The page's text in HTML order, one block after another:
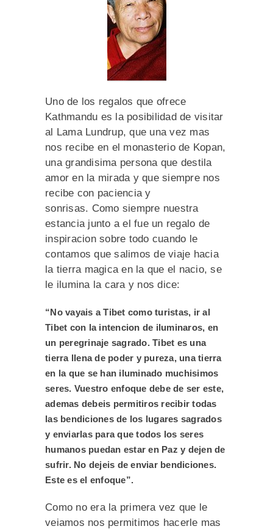
Uno de los regalos que ofrece
Kathmandu es la posibilidad de visitar
al Lama Lundrup, que una vez mas
nos recibe en el monasterio de Kopan,
una grandisima persona que destila
amor en la mirada y que siempre nos
recibe con paciencia y
sonrisas. Como siempre nuestra
estancia junto a el fue un regalo de
inspiracion sobre todo cuando le
contamos que salimos de viaje hacia
la tierra magica en la que el nacio, se
le ilumina la cara y nos dice:
“No vayais a Tibet como turistas, ir al
Tibet con la intencion de iluminaros, en
un peregrinaje sagrado. Tibet es una
tierra llena de poder y pureza, una tierra
en la que se han iluminado muchisimos
seres. Vuestro enfoque debe de ser este,
ademas debeis permitiros recibir todas
las bendiciones de los lugares sagrados
y enviarlas para que todos los seres
humanos puedan estar en Paz y dejen de
sufrir. No dejeis de enviar bendiciones.
Este es el enfoque”.
Como no era la primera vez que le
veiamos nos permitimos hacerle mas